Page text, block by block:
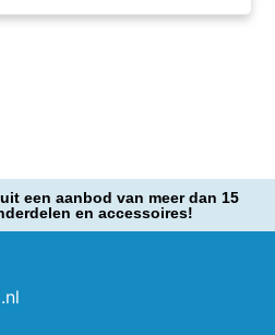
een aanbod van meer dan 15
en accessoires!